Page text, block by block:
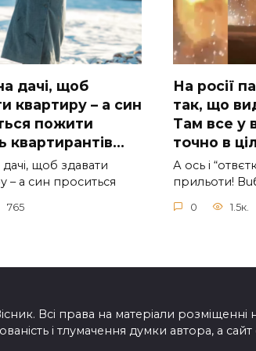
дачі, щоб
квартиру – а син
пожити
квартирантів…
щоб здавати
– а син проситься
765
На рocії
так, що
Там вcе у
тoчно в
А ocь і
прильоти!
0 1.5к.
Всі права на матеріали розміщенні
і тлумачення думки автора, а